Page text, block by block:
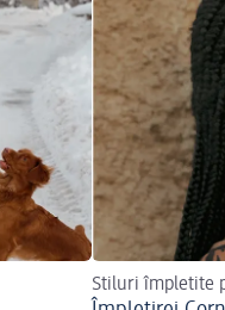
Stiluri împletite